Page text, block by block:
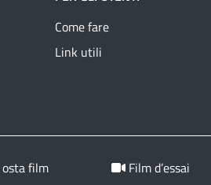
Come fare
Link utili
film Film d’essai